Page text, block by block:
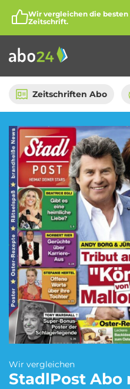
Wir vergleichen die besten
Zeitschrift.
Zeitschriften Abo
Abo-Kategorien
Amazon Spar-Abo
Beauty Box Abo
Blumen Abo
eBook Abo
Wir vergleichen
StadlPost Abo